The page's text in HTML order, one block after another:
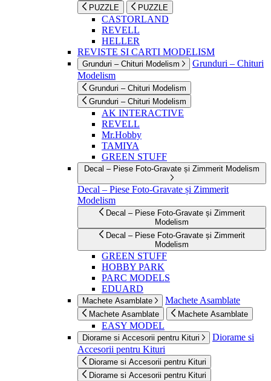
PUZZLE PUZZLE
CASTORLAND
REVELL
HELLER
REVISTE SI CARTI MODELISM
Grunduri – Chituri Modelism
Grunduri – Chituri
Modelism
Grunduri – Chituri Modelism
Grunduri – Chituri Modelism
AK INTERACTIVE
REVELL
Mr.Hobby
TAMIYA
GREEN STUFF
Decal – Piese Foto-Gravate și Zimmerit Modelism
Decal – Piese Foto-Gravate și Zimmerit
Modelism
Decal – Piese Foto-Gravate și Zimmerit
Modelism
Decal – Piese Foto-Gravate și Zimmerit
Modelism
GREEN STUFF
HOBBY PARK
PARC MODELS
EDUARD
Machete Asamblate Machete Asamblate
Machete Asamblate Machete Asamblate
EASY MODEL
Diorame si Accesorii pentru Kituri
Diorame si
Accesorii pentru Kituri
Diorame si Accesorii pentru Kituri
Diorame si Accesorii pentru Kituri